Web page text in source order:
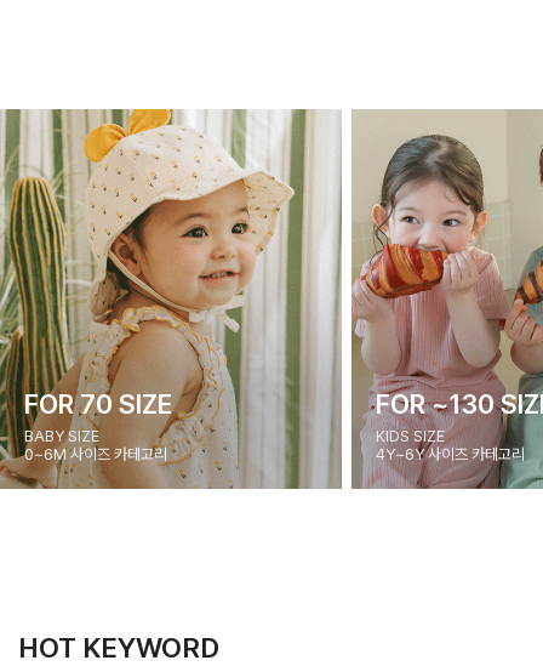
FOR 70 SIZE
BABY SIZE
0~6M 사이즈 카테고리
FOR ~130
KIDS SIZE
4Y~6Y 사이즈 카테고리
HOT KEYWORD